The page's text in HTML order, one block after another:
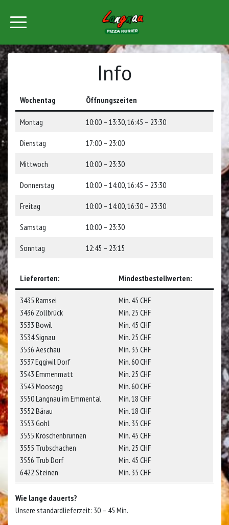
Info
Wochentag Öffnungszeiten
Montag 10:00 – 13:30, 16:45 – 23:30
Dienstag 17:00 – 23:00
Mittwoch 10:00 – 23:30
Donnerstag 10:00 – 14:00, 16:45 – 23:30
Freitag 10:00 – 14:00, 16:30 – 23:30
Samstag 10:00 – 23:30
Sonntag 12:45 – 23:15
Lieferorten: Mindestbestellwerten:
3435 Ramsei
3436 Zollbrück
3533 Bowil
3534 Signau
3536 Aeschau
3537 Eggiwil Dorf
3543 Emmenmatt
3543 Moosegg
3550 Langnau im Emmental
3552 Bärau
3553 Gohl
3555 Kröschenbrunnen
3555 Trubschachen
3556 Trub Dorf
6422 Steinen
Min. 45 CHF
Min. 25 CHF
Min. 45 CHF
Min. 25 CHF
Min. 35 CHF
Min. 60 CHF
Min. 25 CHF
Min. 60 CHF
Min. 18 CHF
Min. 18 CHF
Min. 35 CHF
Min. 45 CHF
Min. 25 CHF
Min. 45 CHF
Min. 35 CHF
​Wie lange dauerts?
Unsere standardlieferzeit: 30 – 45 Min.